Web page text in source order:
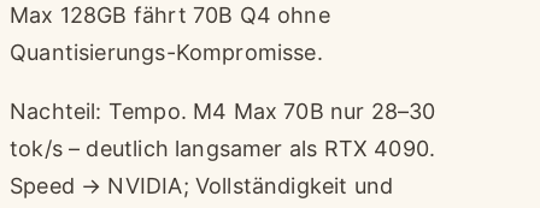
Max 128GB fährt 70B Q4 ohne
Quantisierungs-Kompromisse.
Nachteil: Tempo. M4 Max 70B nur 28–30
tok/s – deutlich langsamer als RTX 4090.
Speed → NVIDIA; Vollständigkeit und